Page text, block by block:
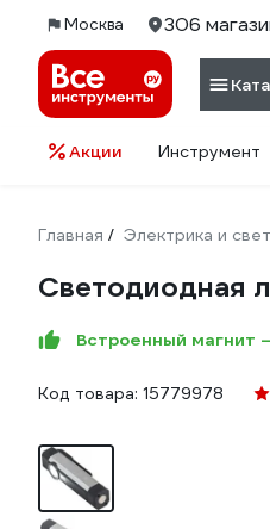
Москва 306
Акции Инструмент
Главная / Электрика и свет
Светодиодная
Встроенный магнит
Код товара: 15779978